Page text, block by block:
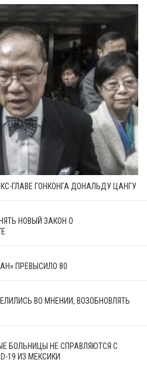
ГЛАВЕ ГОНКОНГА ДОНАЛЬДУ ЦАНГУ
НОВЫЙ ЗАКОН О
ПРЕВЫСИЛО 80
ВО МНЕНИИ, ВОЗОБНОВЛЯТЬ
БОЛЬНИЦЫ НЕ СПРАВЛЯЮТСЯ С
19 ИЗ МЕКСИКИ